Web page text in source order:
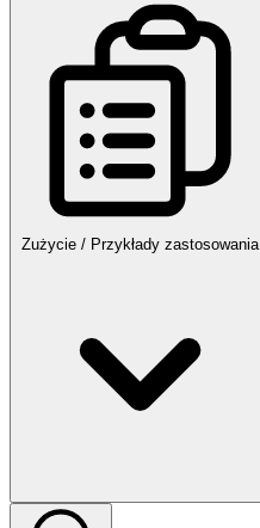
Zużycie / Przykłady zastosowania